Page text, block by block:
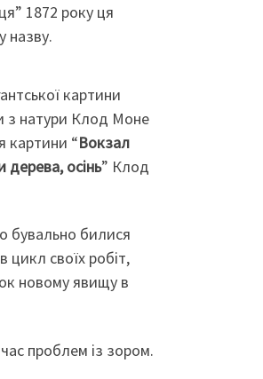
1872 року ця
назву.
картини
з натури Клод Моне
картини “Вокзал
дерева, осінь” Клод
бувально билися
своїх робіт,
новому явищу в
проблем із зором.